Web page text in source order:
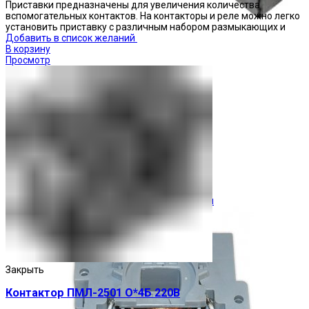
Ограничители перенапряжения
Приставки предназначены для увеличения количества
вспомогательных контактов. На контакторы и реле можно легко
установить приставку с различным набором размыкающих и
Добавить в список желаний
В корзину
Просмотр
Закрыть
Контактор ПМЛ-2501 О*4Б 220В